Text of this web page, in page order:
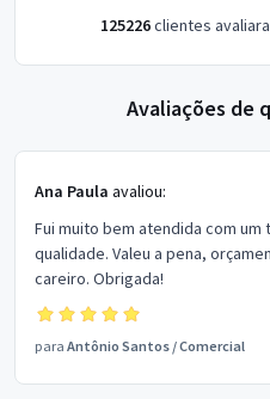
125226clientes
Avaliações de
Ana Paula avaliou:
Fui muito bem atendida com um
qualidade. Valeu a pena,
careiro. Obrigada!
para Antônio Santos /Comercial